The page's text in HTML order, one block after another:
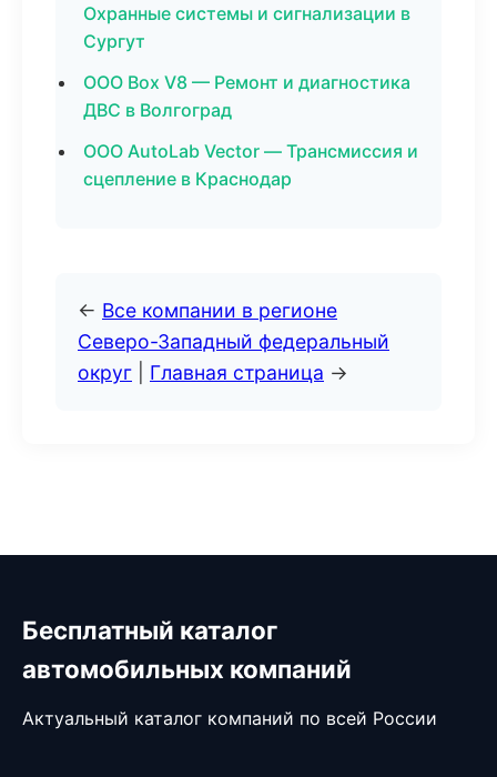
Охранные системы и сигнализации в
Сургут
ООО Box V8 — Ремонт и диагностика
ДВС в Волгоград
ООО AutoLab Vector — Трансмиссия и
сцепление в Краснодар
← Все компании в регионе
Северо-Западный федеральный
округ
Главная страница →
Бесплатный каталог
автомобильных компаний
Актуальный каталог компаний по всей России